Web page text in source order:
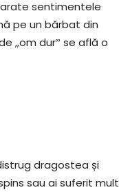
sentimentele
pe un bărbat din
,,om durˮ se află o
dragostea și
sau ai suferit mult